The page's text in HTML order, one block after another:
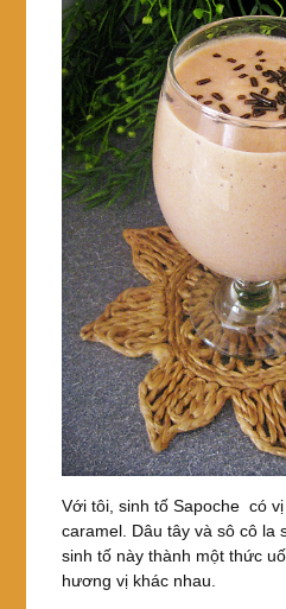
Với tôi, sinh tố Sapoche có
caramel. Dâu tây và sô cô la
sinh tố này thành một thức
hương vị khác nhau.